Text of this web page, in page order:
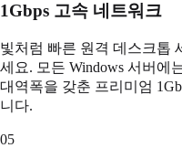
1Gbps 고속 네트워크
빛처럼 빠른 원격 데스크톱
세요. 모든 Windows 서버에
대역폭을 갖춘 프리미엄
니다.
05